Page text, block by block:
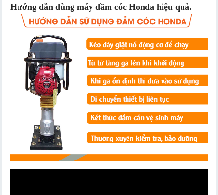
Hướng dẫn dùng máy đầm cóc Honda hiệu quả.